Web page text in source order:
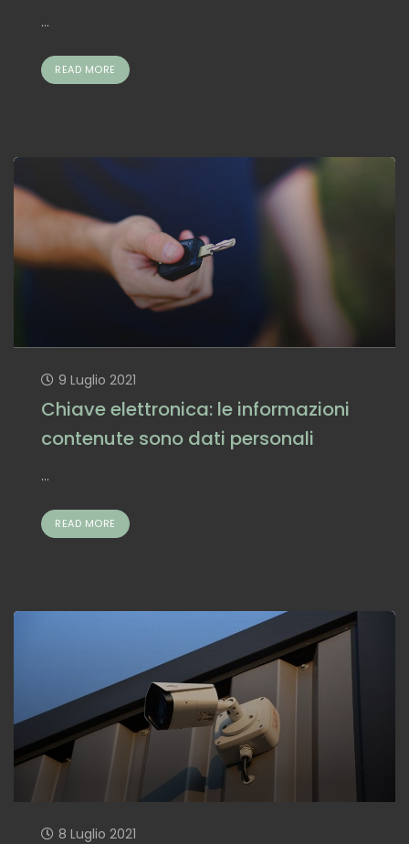
...
READ MORE
9 Luglio 2021
Chiave elettronica: le informazioni
contenute sono dati personali
...
READ MORE
8 Luglio 2021